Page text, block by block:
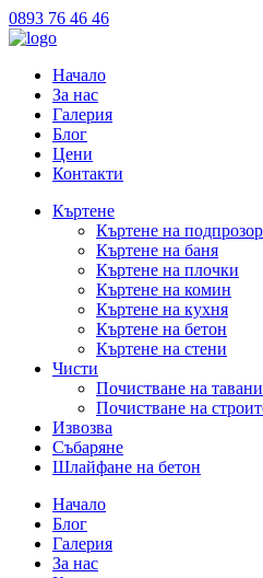
0893 76 46 46
Начало
За нас
Галерия
Блог
Цени
Контакти
Къртене
Къртене на
Къртене на баня
Къртене на плочки
Къртене на комин
Къртене на кухня
Къртене на бетон
Къртене на стени
Чисти
Почистване на
Почистване на
Извозва
Събаряне
Шлайфане на бетон
Начало
Блог
Галерия
За нас